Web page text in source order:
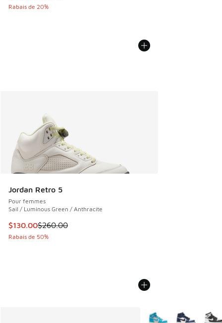
Rabais de 20%
Jordan Retro 5
Pour femmes
Sail / Luminous Green / Anthracite
Cet article est en solde. Le prix est passé de $260.00 à
$130.00$260.00
Rabais de 50%
Plus de couleurs